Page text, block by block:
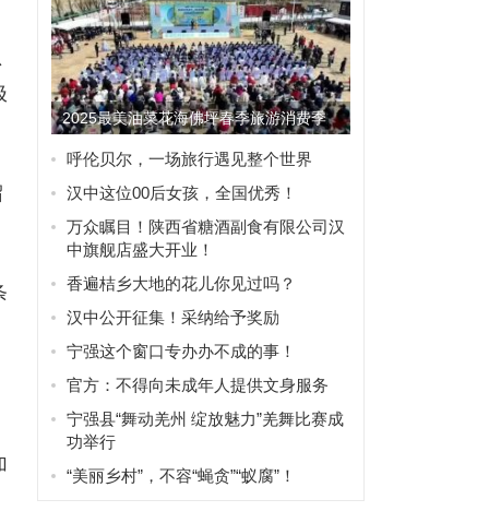
2025最美油菜花海佛坪春季旅游消费季
系列活动启动
呼伦贝尔，一场旅行遇见整个世界
汉中这位00后女孩，全国优秀！
万众瞩目！陕西省糖酒副食有限公司汉
中旗舰店盛大开业！
香遍桔乡大地的花儿你见过吗？
汉中公开征集！采纳给予奖励
宁强这个窗口专办办不成的事！
官方：不得向未成年人提供文身服务
宁强县“舞动羌州 绽放魅力”羌舞比赛成
功举行
“美丽乡村”，不容“蝇贪”“蚁腐”！